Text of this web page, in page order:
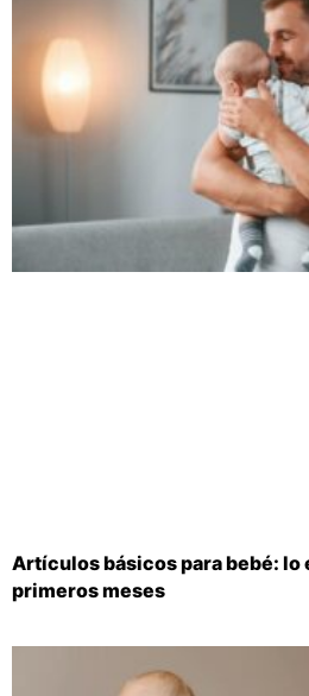
Artículos básicos para bebé: lo
primeros meses